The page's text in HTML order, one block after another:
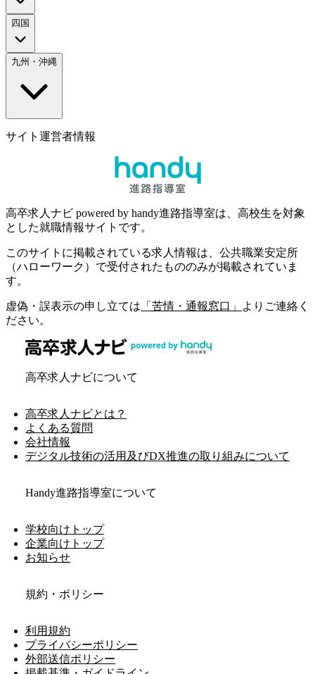
四国
九州・沖縄
サイト運営者情報
高卒求人ナビ powered by handy進路指導室は、高校生を対象
とした就職情報サイトです。
このサイトに掲載されている求人情報は、公共職業安定所
（ハローワーク）で受付されたもののみが掲載されていま
す。
虚偽・誤表示の申し立ては 「苦情・通報窓口」
よりご連絡く
ださい。
高卒求人ナビについて
高卒求人ナビとは？
よくある質問
会社情報
デジタル技術の活用及びDX推進の取り組みについて
Handy進路指導室について
学校向けトップ
企業向けトップ
お知らせ
規約・ポリシー
利用規約
プライバシーポリシー
外部送信ポリシー